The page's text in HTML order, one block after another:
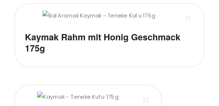
Kaymak Rahm mit Honig Geschmack
175g